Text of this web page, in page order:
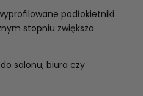
podłokietniki
stopniu zwiększa
salonu, biura czy